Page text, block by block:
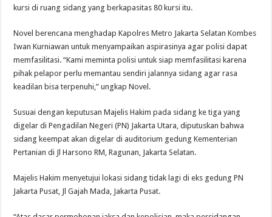
kursi di ruang sidang yang berkapasitas 80 kursi itu.
Novel berencana menghadap Kapolres Metro Jakarta Selatan Kombes
Iwan Kurniawan untuk menyampaikan aspirasinya agar polisi dapat
memfasilitasi. “Kami meminta polisi untuk siap memfasilitasi karena
pihak pelapor perlu memantau sendiri jalannya sidang agar rasa
keadilan bisa terpenuhi,” ungkap Novel.
Susuai dengan keputusan Majelis Hakim pada sidang ke tiga yang
digelar di Pengadilan Negeri (PN) Jakarta Utara, diputuskan bahwa
sidang keempat akan digelar di auditorium gedung Kementerian
Pertanian di Jl Harsono RM, Ragunan, Jakarta Selatan.
Majelis Hakim menyetujui lokasi sidang tidak lagi di eks gedung PN
Jakarta Pusat, Jl Gajah Mada, Jakarta Pusat.